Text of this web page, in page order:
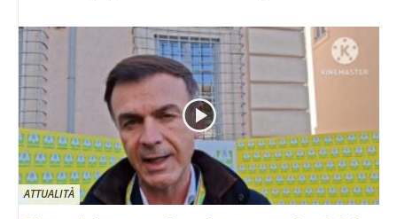
ATTUALITÀ